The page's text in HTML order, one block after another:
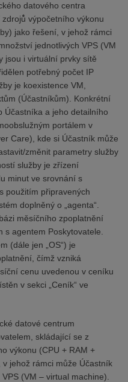
datového centra
výpočetního výkonu
jako řešení, v jehož rámci
jednotlivých VPS (VM
jsou i virtuální prvky sítě
potřebný počet IP
je koexistence VM,
(Účastníkům). Konkrétní
Účastníka a jeho detailního
portálem v
Care), kde si Účastník může
změnit parametry služby
služby je zřízení
minut ve srovnání s
použitím připravených
doplněný o „agenta“.
měsíčního zpoplatnění
s agentem Poskytovatele.
(dále jen „OS“) je
čímž vzniká
cenu uvedenou v ceníku
v sekci „Ceník“ ve
datové centrum
skládající se z
výkonu (CPU + RAM +
jehož rámci může Účastník
(VM – virtual machine).